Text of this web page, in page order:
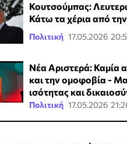
Κουτσούμπας:
Κάτω τα χέρια από
Πολιτική 17.05.2026
Νέα Αριστερά: Καμία
και την ομοφοβία -
ισότητας και
Πολιτική 17.05.2026